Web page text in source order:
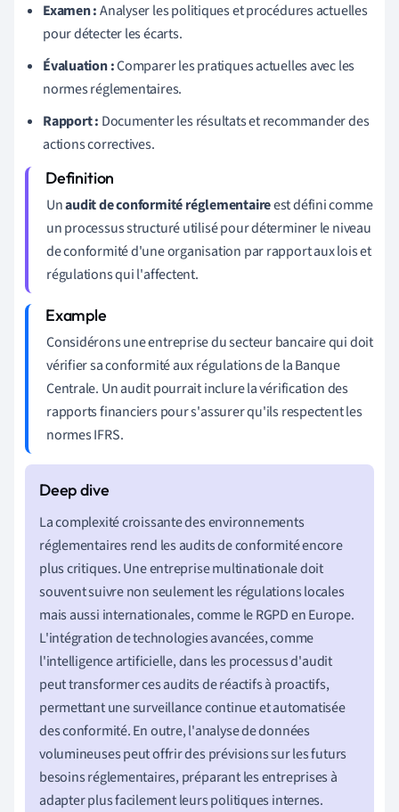
Examen :Analyser les politiques et procédures actuelles
pour détecter les écarts.
Évaluation :Comparer les pratiques actuelles avec les
normes réglementaires.
Rapport : Documenter les résultats et recommander des
actions correctives.
Unaudit de conformité réglementaireest défini comme
un processus structuré utilisé pour déterminer le niveau
de conformité d'une organisation par rapport aux lois et
régulations qui l'affectent.
Considérons une entreprise du secteur bancaire qui doit
vérifier sa conformité aux régulations de la Banque
Centrale. Un audit pourrait inclure la vérification des
rapports financiers pour s'assurer qu'ils respectent les
normes IFRS.
La complexité croissante des environnements
réglementaires rend les audits de conformité encore
plus critiques. Une entreprise multinationale doit
souvent suivre non seulement les régulations locales
mais aussi internationales, comme le RGPD en Europe.
L'intégration de technologies avancées, comme
l'intelligence artificielle, dans les processus d'audit
peut transformer ces audits de réactifs à proactifs,
permettant une surveillance continue et automatisée
des conformité. En outre, l'analyse de données
volumineuses peut offrir des prévisions sur les futurs
besoins réglementaires, préparant les entreprises à
adapter plus facilement leurs politiques internes.